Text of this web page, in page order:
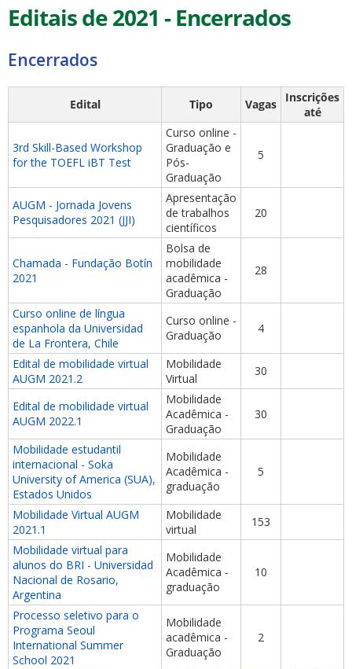
Editais de 2021 - Encerrados
Encerrados
Edital Tipo Vagas
Inscrições
até
3rd Skill-Based Workshop
for the TOEFL iBT Test
Curso online -
Graduação e
Pós-
Graduação
5
AUGM - Jornada Jovens
Pesquisadores 2021 (JJI)
Apresentação
de trabalhos
científicos
20
Chamada - Fundação Botín
2021
Bolsa de
mobilidade
acadêmica -
Graduação
28
Curso online de língua
espanhola da Universidad
de La Frontera, Chile
Curso online -
Graduação
4
Edital de mobilidade virtual
AUGM 2021.2
Mobilidade
Virtual
30
Edital de mobilidade virtual
AUGM 2022.1
Mobilidade
Acadêmica -
Graduação
30
Mobilidade estudantil
internacional - Soka
University of America (SUA),
Estados Unidos
Mobilidade
Acadêmica -
graduação
5
Mobilidade Virtual AUGM
2021.1
Mobilidade
virtual
153
Mobilidade virtual para
alunos do BRI - Universidad
Nacional de Rosario,
Argentina
Mobilidade
Acadêmica -
graduação
10
Processo seletivo para o
Programa Seoul
International Summer
School 2021
Mobilidade
acadêmica -
Graduação
2